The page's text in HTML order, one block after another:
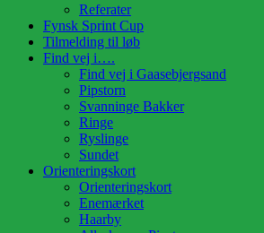
Referater
Fynsk Sprint Cup
Tilmelding til løb
Find vej i….
Find vej i Gaasebjergsand
Pipstorn
Svanninge Bakker
Ringe
Ryslinge
Sundet
Orienteringskort
Orienteringskort
Enemærket
Haarby